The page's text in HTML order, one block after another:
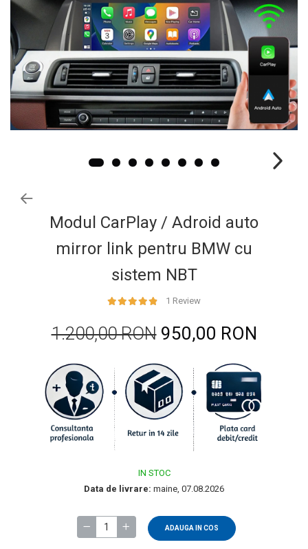
Renault
Mercedes Benz
Citroen / Peugeot
Nissan
Volvo
Jeep / Crysler / Dodge
Land Rover
Modul CarPlay / Adroid auto
mirror link pentru BMW cu
sistem NBT
1 Review
1.200,00 RON 950,00 RON
IN STOC
Data de livrare: maine, 07.08.2026
ADAUGA IN COS